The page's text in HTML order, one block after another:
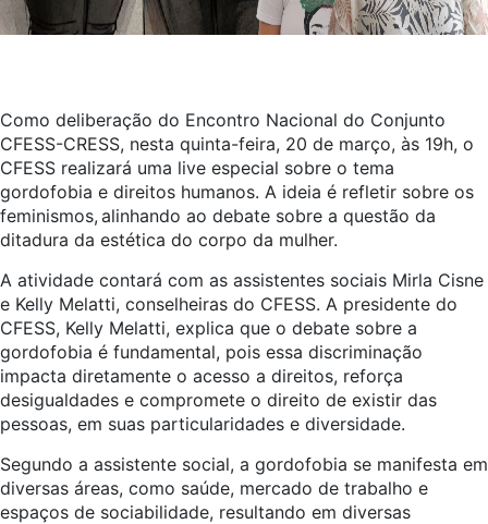
Como deliberação do Encontro Nacional do Conjunto
CFESS-CRESS, nesta quinta-feira, 20 de março, às 19h, o
CFESS realizará uma live especial sobre o tema
gordofobia e direitos humanos. A ideia é refletir sobre os
feminismos, alinhando ao debate sobre a questão da
ditadura da estética do corpo da mulher.
A atividade contará com as assistentes sociais Mirla Cisne
e Kelly Melatti, conselheiras do CFESS. A presidente do
CFESS, Kelly Melatti, explica que o debate sobre a
gordofobia é fundamental, pois essa discriminação
impacta diretamente o acesso a direitos, reforça
desigualdades e compromete o direito de existir das
pessoas, em suas particularidades e diversidade.
Segundo a assistente social, a gordofobia se manifesta em
diversas áreas, como saúde, mercado de trabalho e
espaços de sociabilidade, resultando em diversas